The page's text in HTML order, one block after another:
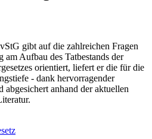
gibt auf die zahlreichen Fragen
Aufbau des Tatbestands der
orientiert, liefert er die für die
- dank hervorragender
anhand der aktuellen